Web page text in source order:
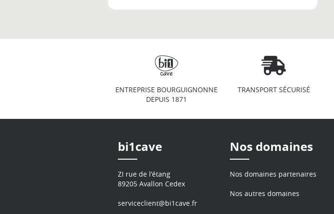
ENTREPRISE BOURGUIGNONNE
DEPUIS 1871
TRANSPORT SÉCURISÉ
bi1cave
ZI rue de l’étang
89205 Avallon Cedex
serviceclient@bi1cave.fr
Nos domaines
Nos domaines partenaires
Nos autres domaines